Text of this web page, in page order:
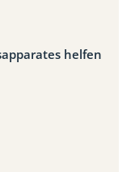
helfen